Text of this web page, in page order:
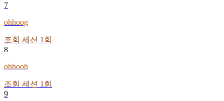
7
ohhoog
조회 세션 1 회
8
ohhooh
조회 세션 1 회
9